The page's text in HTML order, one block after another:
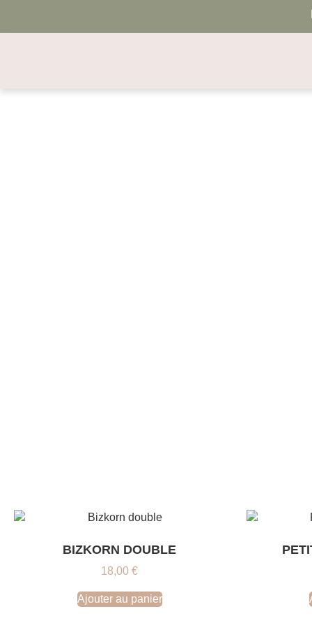
BIZKORN DOUBLE
18,00€
Ajouter au panier